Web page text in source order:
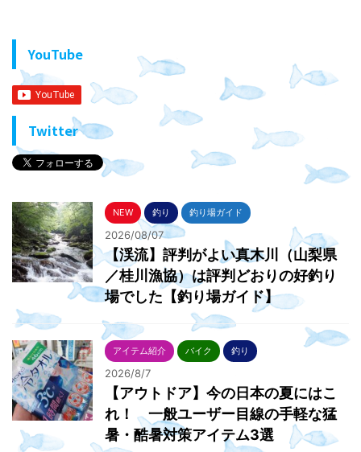
YouTube
Twitter
NEW 釣り 釣り場ガイド
2026/08/07
【渓流】評判がよい真木川（山梨県
／桂川漁協）は評判どおりの好釣り
場でした【釣り場ガイド】
アイテム紹介 バイク 釣り
2026/8/7
【アウトドア】今の日本の夏にはこ
れ！ 一般ユーザー目線の手軽な猛
暑・酷暑対策アイテム3選